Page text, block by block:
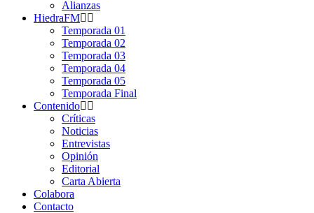
Alianzas
HiedraFM
Temporada 01
Temporada 02
Temporada 03
Temporada 04
Temporada 05
Temporada Final
Contenido
Críticas
Noticias
Entrevistas
Opinión
Editorial
Carta Abierta
Colabora
Contacto